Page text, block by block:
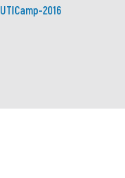
UTICamp-2016